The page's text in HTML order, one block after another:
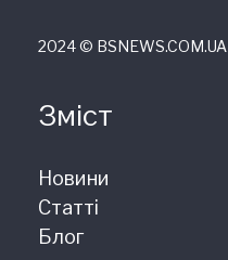
2024 © ВSNEWS.COM.UA
Зміст
Новини
Статті
Блог